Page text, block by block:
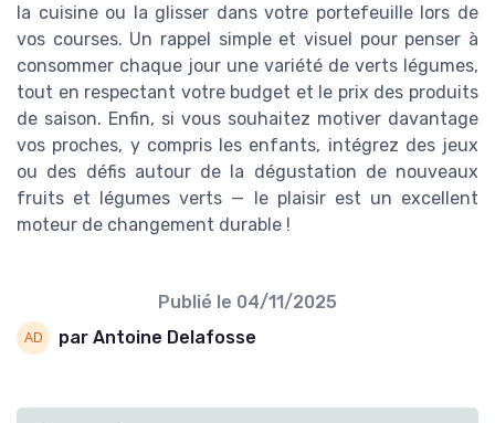
la cuisine ou la glisser dans votre portefeuille lors de
vos courses. Un rappel simple et visuel pour penser à
consommer chaque jour une variété de verts légumes,
tout en respectant votre budget et le prix des produits
de saison. Enfin, si vous souhaitez motiver davantage
vos proches, y compris les enfants, intégrez des jeux
ou des défis autour de la dégustation de nouveaux
fruits et légumes verts — le plaisir est un excellent
moteur de changement durable !
Publié le 04/11/2025
par Antoine Delafosse